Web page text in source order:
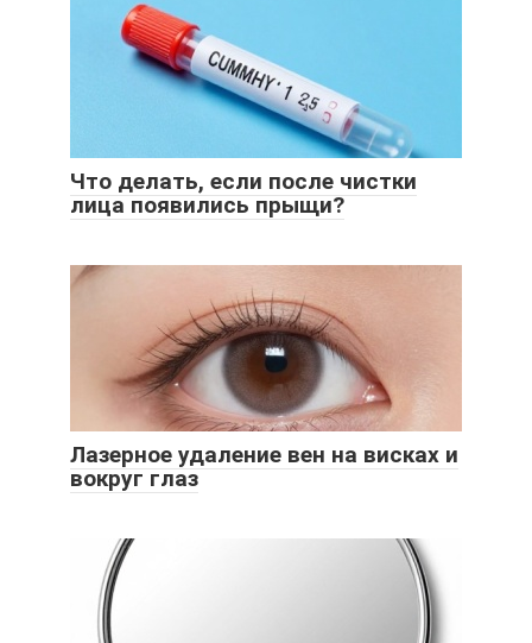
Что делать, если после чистки
лица появились прыщи?
Лазерное удаление вен на висках и
вокруг глаз